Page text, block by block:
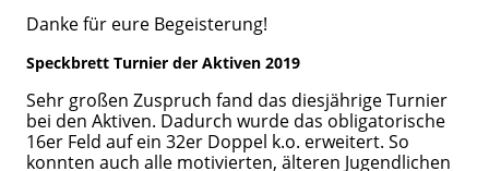
Danke für eure Begeisterung!
Speckbrett Turnier der Aktiven 2019
Sehr großen Zuspruch fand das diesjährige Turnier
bei den Aktiven. Dadurch wurde das obligatorische
16er Feld auf ein 32er Doppel k.o. erweitert. So
konnten auch alle motivierten, älteren Jugendlichen